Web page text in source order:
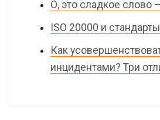
О, это сладкое слово
ISO 20000 и
Как
инцидентами? Три